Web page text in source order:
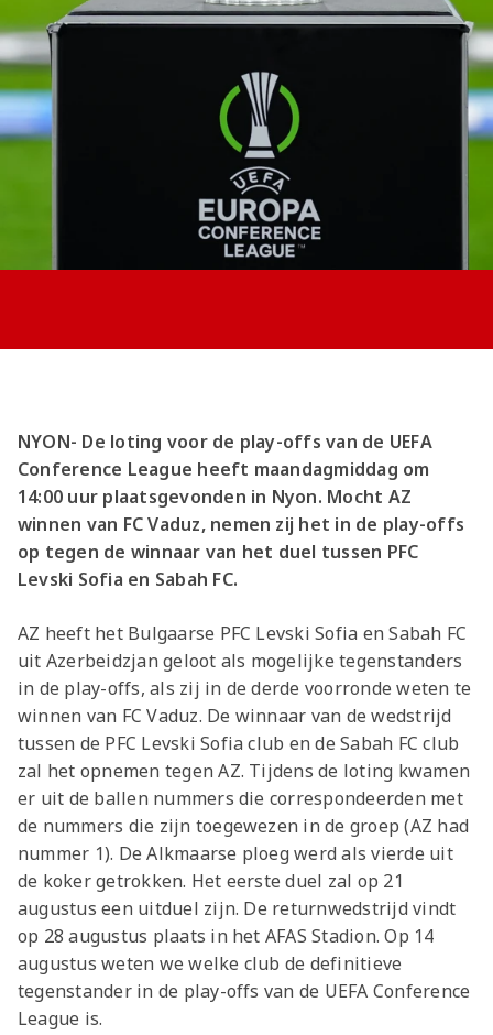
Jong AZ
NYON- De loting voor de play-offs van de UEFA
Conference League heeft maandagmiddag om
14:00 uur plaatsgevonden in Nyon. Mocht AZ
winnen van FC Vaduz, nemen zij het in de play-offs
op tegen de winnaar van het duel tussen PFC
Levski Sofia en Sabah FC.
AZ heeft het Bulgaarse PFC Levski Sofia en Sabah FC
uit Azerbeidzjan geloot als mogelijke tegenstanders
in de play-offs, als zij in de derde voorronde weten te
winnen van FC Vaduz. De winnaar van de wedstrijd
tussen de PFC Levski Sofia club en de Sabah FC club
zal het opnemen tegen AZ. Tijdens de loting kwamen
er uit de ballen nummers die correspondeerden met
de nummers die zijn toegewezen in de groep (AZ had
nummer 1). De Alkmaarse ploeg werd als vierde uit
de koker getrokken. Het eerste duel zal op 21
augustus een uitduel zijn. De returnwedstrijd vindt
op 28 augustus plaats in het AFAS Stadion. Op 14
augustus weten we welke club de definitieve
tegenstander in de play-offs van de UEFA Conference
League is.